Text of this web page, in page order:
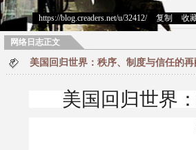
https://blog.creaders.net/u/32412/> 复制 收
网络日志正文
美国回归世界：秩序、制度与信任的再
美国回归世界